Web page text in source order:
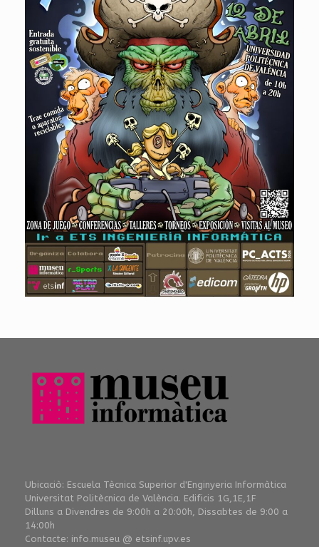
Ubicaciò: Escuela Tècnica Superior d'Enginyeria Informàtica
Universitat Politècnica de València. Edificis 1G,1E,1F
Dilluns a Divendres de 9:00h a 20:00h, Dissabtes de 9:00 a
14:00h
Contacte: info.museu @ etsinf.upv.es